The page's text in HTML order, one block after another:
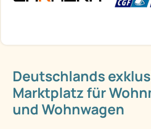
Deutschlands
Marktplatz für
und Wohnwagen